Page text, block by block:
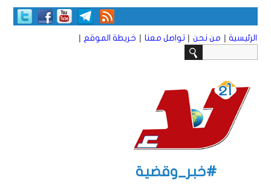
الرئيسية | من نحن | تواصل معنا | خريطة الموقع |
#خبر_وقضية